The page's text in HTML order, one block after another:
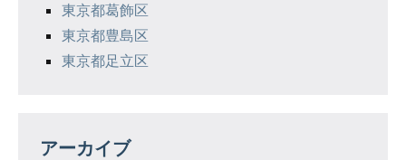
東京都葛飾区
東京都豊島区
東京都足立区
アーカイブ